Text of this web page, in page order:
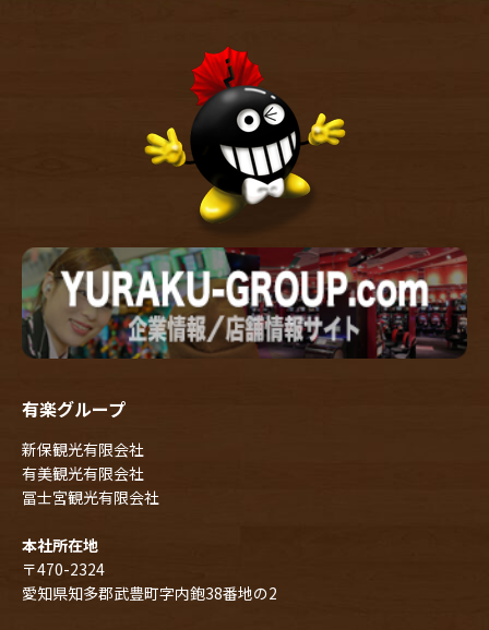
有楽グループ
新保観光有限会社
有美観光有限会社
冨士宮観光有限会社
本社所在地
〒470-2324
愛知県知多郡武豊町字内鉋38番地の2